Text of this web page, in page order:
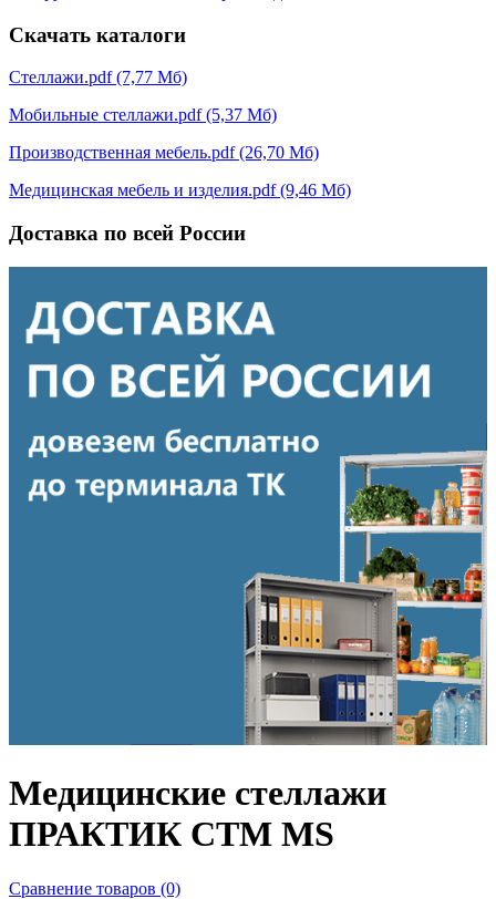
Скачать каталоги
Стеллажи.pdf (7,77 Мб)
Мобильные стеллажи.pdf (5,37 Мб)
Производственная мебель.pdf (26,70 Мб)
Медицинская мебель и изделия.pdf (9,46 Мб)
Доставка по всей России
Медицинские стеллажи
ПРАКТИК СТМ MS
Сравнение товаров (0)